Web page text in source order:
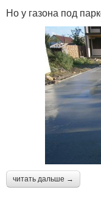
Но у газона под
читать дальше →